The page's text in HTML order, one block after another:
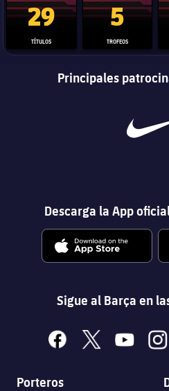
29
TÍTULOS
5
TROFEOS
Principales
Descarga la App
Sigue al Barça en
facebook
x youtube
Porteros